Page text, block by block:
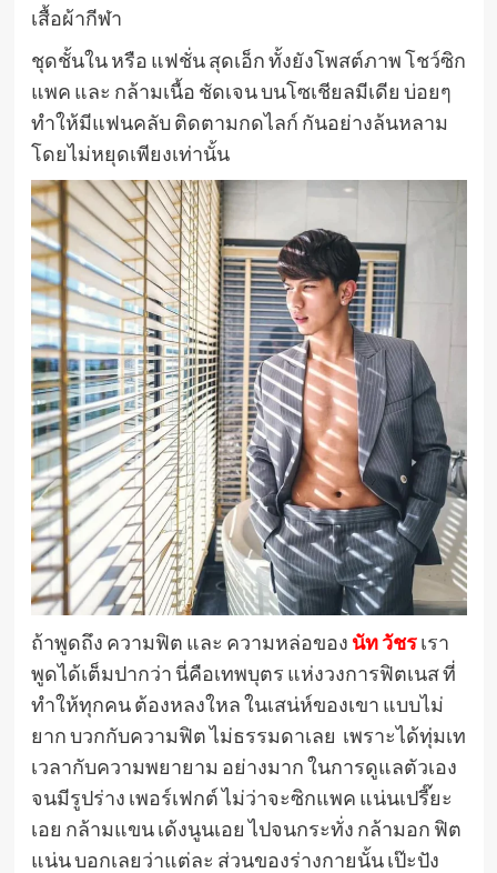
เสื้อผ้ากีฬา
ชุดชั้นใน หรือ แฟชั่น สุดเอ็ก ทั้งยังโพสต์ภาพ โชว์ซิก
แพค และ กล้ามเนื้อ ชัดเจน บนโซเชียลมีเดีย บ่อยๆ
ทำให้มีแฟนคลับ ติดตามกดไลก์ กันอย่างล้นหลาม
โดยไม่หยุดเพียงเท่านั้น
ถ้าพูดถึง ความฟิต และ ความหล่อของ นัท วัชร เรา
พูดได้เต็มปากว่า นี่คือเทพบุตร แห่งวงการฟิตเนส ที่
ทำให้ทุกคน ต้องหลงใหล ในเสน่ห์ของเขา แบบไม่
ยาก บวกกับความฟิต ไม่ธรรมดาเลย เพราะได้ทุ่มเท
เวลากับความพยายาม อย่างมาก ในการดูแลตัวเอง
จนมีรูปร่าง เพอร์เฟกต์ ไม่ว่าจะซิกแพค แน่นเปรี๊ยะ
เอย กล้ามแขน เด้งนูนเอย ไปจนกระทั่ง กล้ามอก ฟิต
แน่น บอกเลยว่าแต่ละ ส่วนของร่างกายนั้น เป๊ะปัง